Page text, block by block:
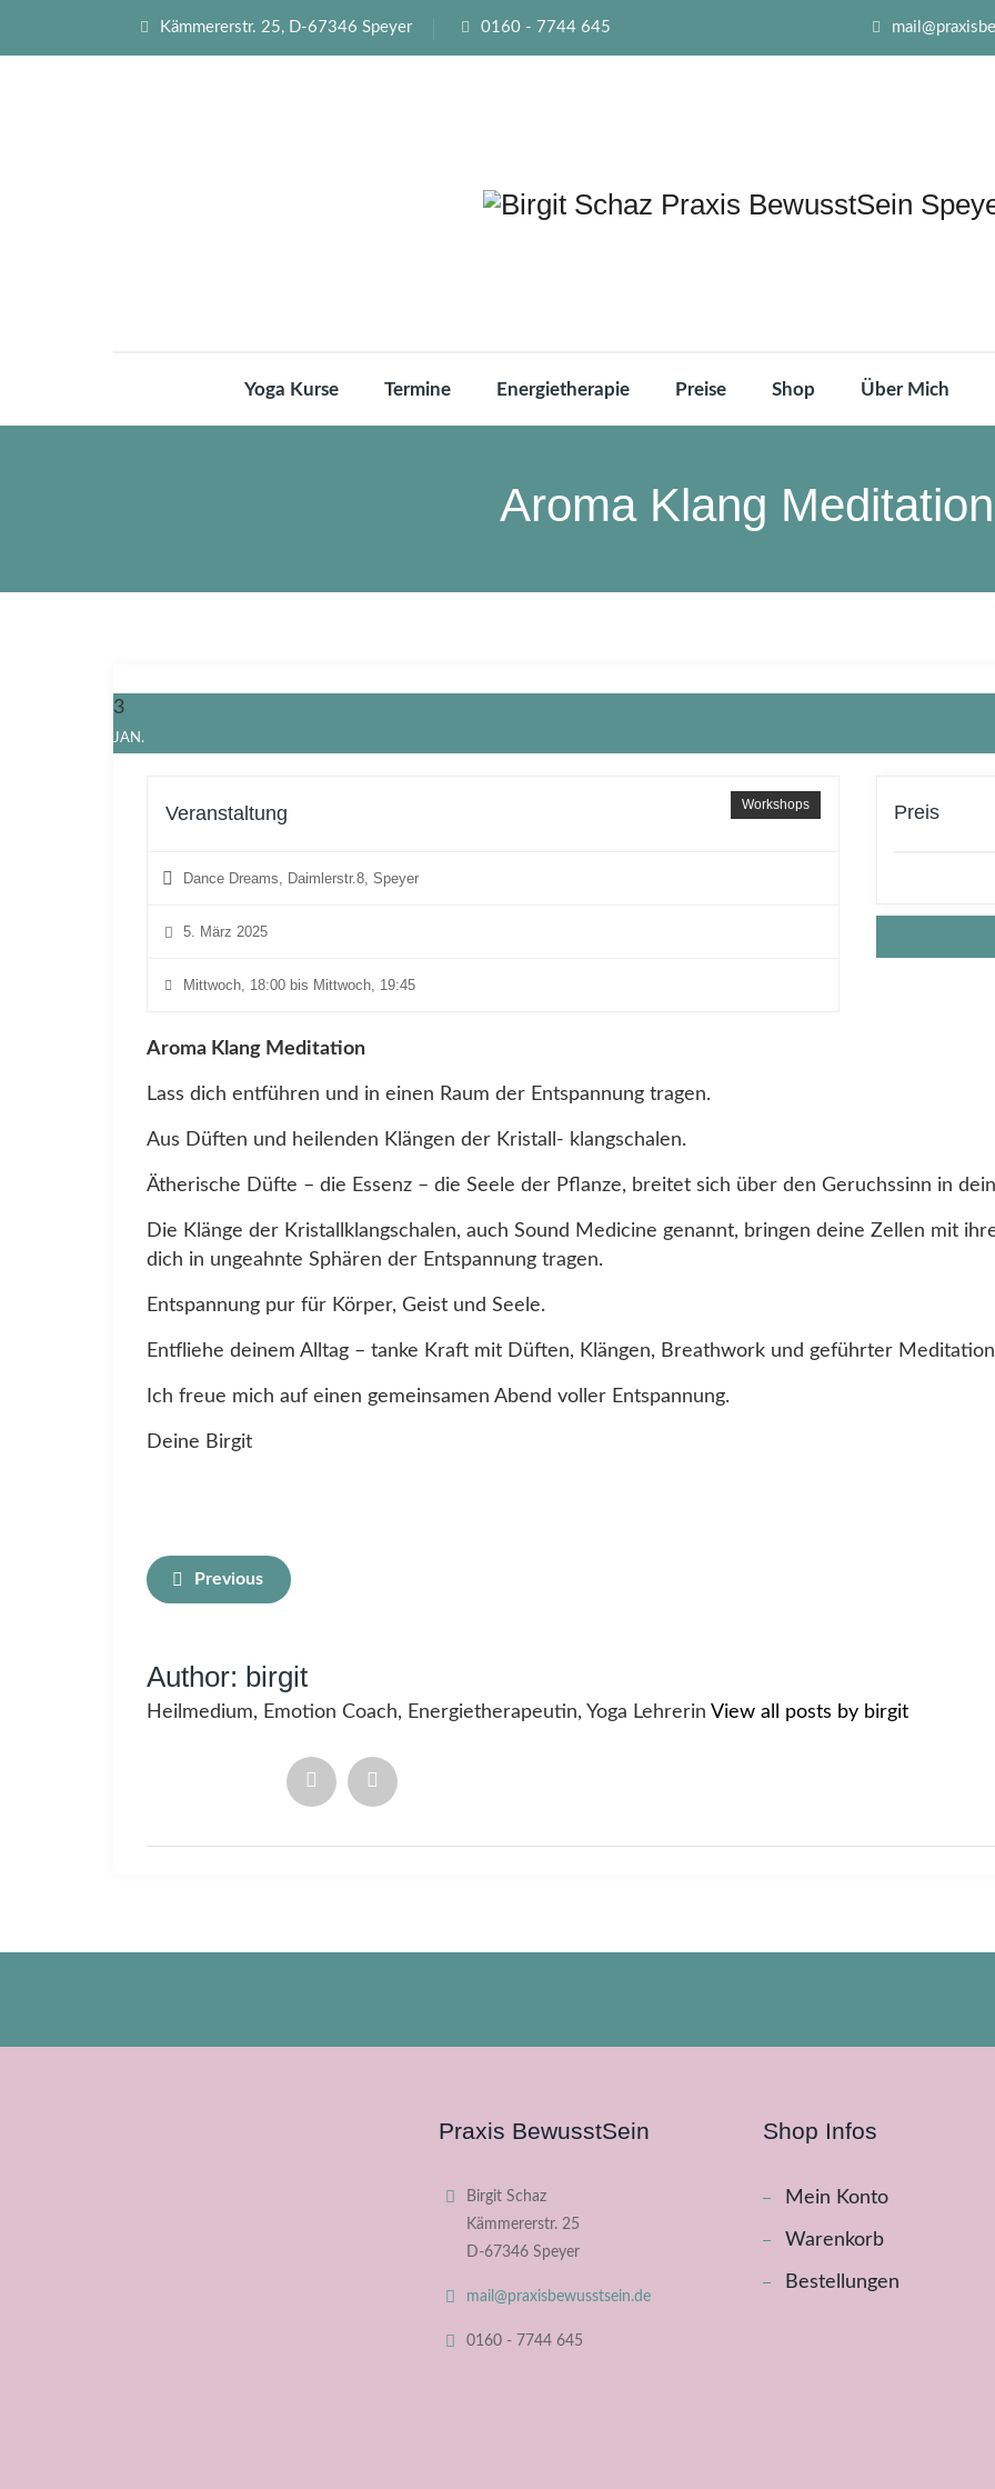
Kämmererstr. 25, D-67346 Speyer 0160 - 7744 645
Yoga Kurse Termine Energietherapie Preise Shop Über Mich
Aroma Klang Meditation
3
JAN.
Workshops
Veranstaltung
Dance Dreams, Daimlerstr.8, Speyer
5. März 2025
Mittwoch, 18:00 bis Mittwoch, 19:45
Preis
Aroma Klang Meditation
Lass dich entführen und in einen Raum der Entspannung tragen.
Aus Düften und heilenden Klängen der Kristall- klangschalen.
Ätherische Düfte – die Essenz – die Seele der Pflanze, breitet sich über den Geruchssinn in
Die Klänge der Kristallklangschalen, auch Sound Medicine genannt, bringen deine Zellen mit
dich in ungeahnte Sphären der Entspannung tragen.
Entspannung pur für Körper, Geist und Seele.
Entfliehe deinem Alltag – tanke Kraft mit Düften, Klängen, Breathwork und geführter
Ich freue mich auf einen gemeinsamen Abend voller Entspannung.
Deine Birgit
Previous
Author: birgit
Heilmedium, Emotion Coach, Energietherapeutin, Yoga Lehrerin View all posts by birgit
Praxis BewusstSein
Birgit Schaz
Kämmererstr. 25
D-67346 Speyer
mail@praxisbewusstsein.de
0160 - 7744 645
Shop Infos
Mein Konto
Warenkorb
Bestellungen